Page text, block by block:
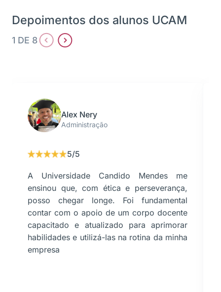
Depoimentos dos alunos UCAM
1 DE 8
Alex Nery
Administração
5/5
A Universidade Candido Mendes me
ensinou que, com ética e perseverança,
posso chegar longe. Foi fundamental
contar com o apoio de um corpo docente
capacitado e atualizado para aprimorar
habilidades e utilizá-las na rotina da minha
empresa